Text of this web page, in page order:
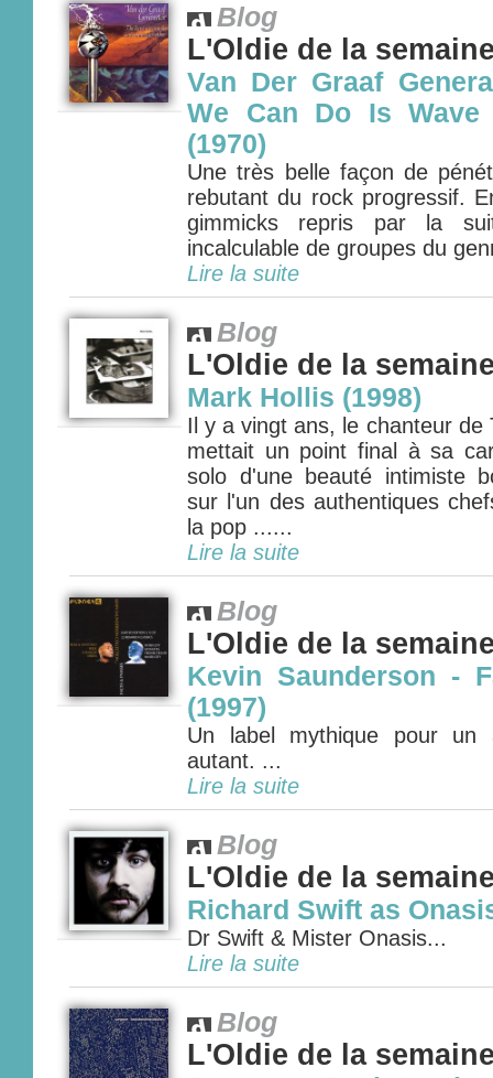
Blog
L'Oldie de la
Van Der Graaf
We Can Do Is Wave
(1970)
Une très belle façon de
rebutant du rock progressif.
gimmicks repris par la
incalculable de groupes du
Lire la suite
Blog
L'Oldie de la
Mark Hollis (1998)
Il y a vingt ans, le chanteur de
mettait un point final à sa
solo d'une beauté intimiste
sur l'un des authentiques
la pop ......
Lire la suite
Blog
L'Oldie de la
Kevin Saunderson -
(1997)
Un label mythique pour un
autant. ...
Lire la suite
Blog
L'Oldie de la
Richard Swift as
Dr Swift & Mister Onasis...
Lire la suite
Blog
L'Oldie de la